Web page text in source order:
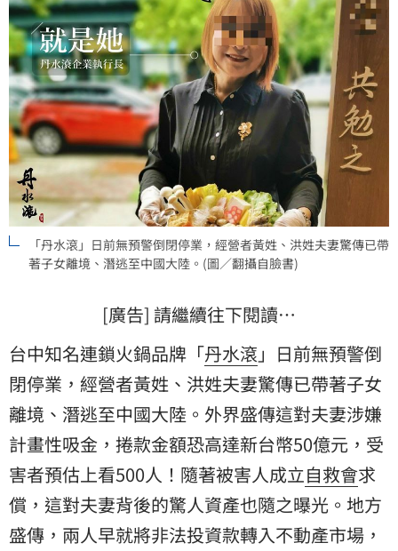
「丹水滾」日前無預警倒閉停業，經營者黃姓、洪姓夫妻驚傳已帶
著子女離境、潛逃至中國大陸。(圖／翻攝自臉書)
[廣告] 請繼續往下閱讀…
台中知名連鎖火鍋品牌「丹水滾 」日前無預警倒
閉停業，經營者黃姓、洪姓夫妻驚傳已帶著子女
離境、潛逃至中國大陸。外界盛傳這對夫妻涉嫌
計畫性吸金，捲款金額恐高達新台幣50億元，受
害者預估上看500人！隨著被害人成立自救會求
償，這對夫妻背後的驚人資產也隨之曝光。地方
盛傳，兩人早就將非法投資款轉入不動產市場，